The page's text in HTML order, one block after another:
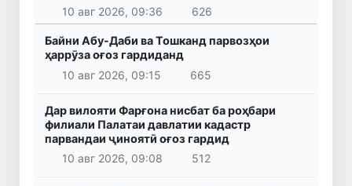
10 авг 2026, 09:36 626
Байни Абу-Даби ва Тошканд парвозҳои
ҳаррӯза оғоз гардиданд
10 авг 2026, 09:15
665
Дар вилояти Фарғона нисбат ба роҳбари
филиали Палатаи давлатии кадастр
парвандаи ҷиноятӣ оғоз гардид
10 авг 2026, 09:08
512